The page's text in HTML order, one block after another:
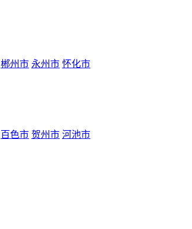
郴州市 永州市 怀化市
百色市 贺州市 河池市